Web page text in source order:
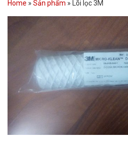
Home » Sản phẩm » Lõi lọc 3M